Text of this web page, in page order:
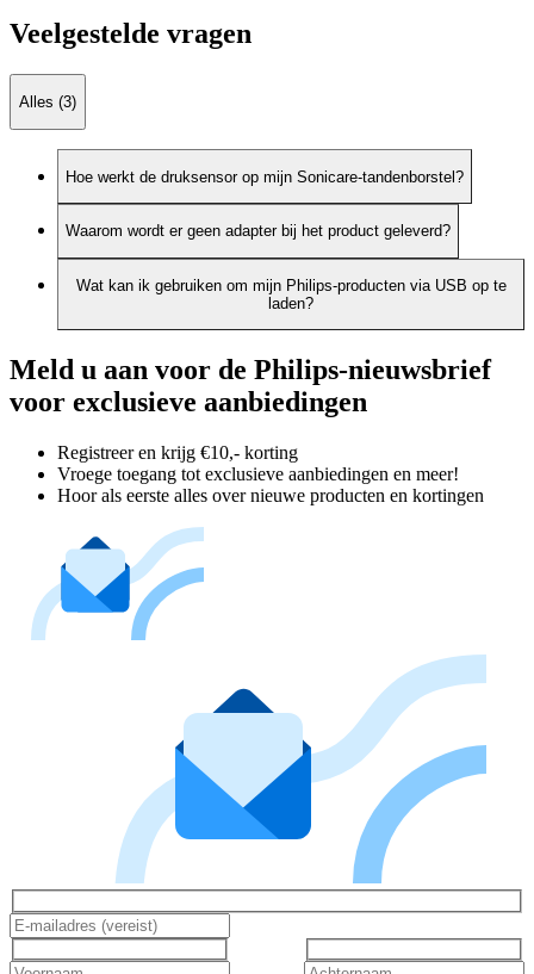
Veelgestelde vragen
Alles (3)
Hoe werkt de druksensor op mijn Sonicare-tandenborstel?
Waarom wordt er geen adapter bij het product geleverd?
Wat kan ik gebruiken om mijn Philips-producten via USB op te
laden?
Meld u aan voor de Philips-nieuwsbrief
voor exclusieve aanbiedingen
Registreer en krijg €10,- korting
Vroege toegang tot exclusieve aanbiedingen en meer!
Hoor als eerste alles over nieuwe producten en kortingen